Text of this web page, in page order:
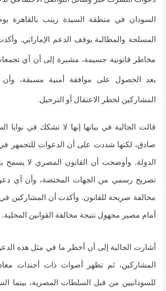
المسلحة والمطالبة بوقف الدعم الإماراتي.
مخاطر قانونية جسيمة، مشيرة إلى أن أي
بعد الحصول على موافقة أمنية مسبقة،
المشاركين لخطر الاعتقال أو الترحيل.
قالت الجالية في بيانها إنها لا تشكك في نوايا
صادق، لكنها شددت على أن الدعوات للتجمهر
الدولة. وأوضحت أن القانون المصري لا
تصريح رسمي من الجهات المختصة، وأن أي
مخالفة صريحة للقانون. وأكدت أن المشاركين
أمام مصير مجهول نتيجة مخالفة القوانين المحلية.
أشارت الجالية إلى أن أخطر ما في مثل هذه
المشاركين، ثم تظهر أصوات ذات أجندات
للسودانيين من قبل السلطات المصرية، بينما